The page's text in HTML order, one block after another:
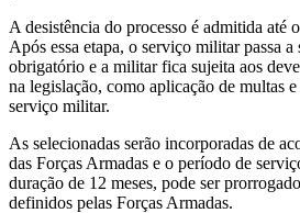
A desistência do processo é admitida até
Após essa etapa, o serviço militar passa
obrigatório e a militar fica sujeita aos
na legislação, como aplicação de multas
serviço militar.
As selecionadas serão incorporadas de
das Forças Armadas e o período de
duração de 12 meses, pode ser
definidos pelas Forças Armadas.